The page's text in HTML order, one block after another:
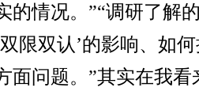
的情况。”“调研了解
限双认’的影响、如
面问题。”其实在我